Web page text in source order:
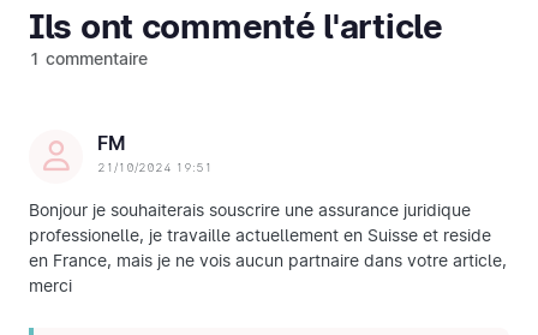
Ils ont commenté l'article
1 commentaire
FM
21/10/2024 19:51
Bonjour je souhaiterais souscrire une assurance juridique
professionelle, je travaille actuellement en Suisse et reside
en France, mais je ne vois aucun partnaire dans votre article,
merci